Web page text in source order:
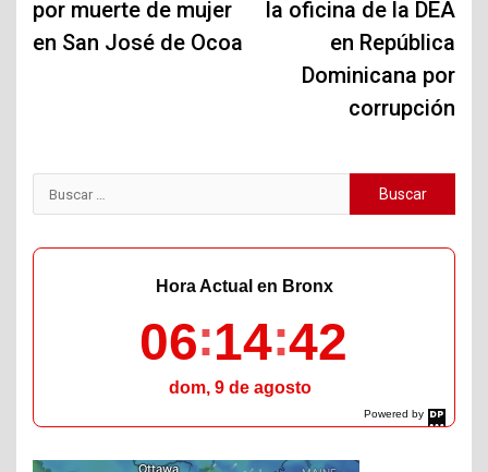
por muerte de mujer
en San José de Ocoa
la oficina de la DEA
en República
Dominicana por
corrupción
Buscar:
Powered by
DaysPedia.com
Hora Actual en Bronx
06 14 43
dom, 9 de agosto